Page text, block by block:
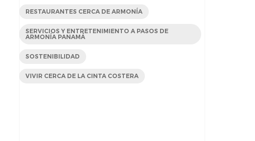
RESTAURANTES CERCA DE ARMONÍA
SERVICIOS Y ENTRETENIMIENTO A PASOS DE
ARMONÍA PANAMÁ
SOSTENIBILIDAD
VIVIR CERCA DE LA CINTA COSTERA